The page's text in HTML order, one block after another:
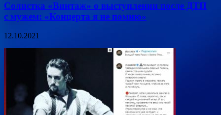
Солистка «Винтаж» о выступлении после ДТП
с мужем: «Концерта я не помню»
12.10.2021